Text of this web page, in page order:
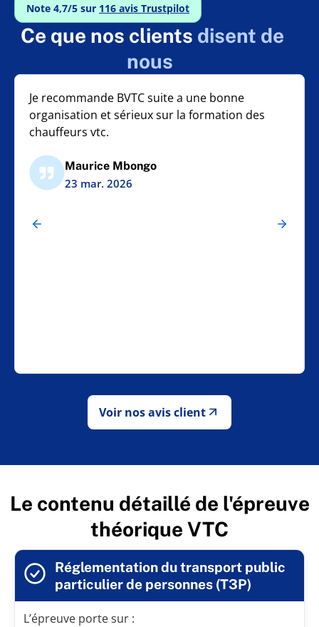
Note 4,7/5 sur 116 avis Trustpilot
Ce que nos clients disent de
nous
Je recommande BVTC suite a une bonne
organisation et sérieux sur la formation des
chauffeurs vtc.
Maurice Mbongo
23 mar. 2026
Voir nos avis client
Le contenu détaillé de l'épreuve
théorique VTC
Réglementation du transport public
particulier de personnes (T3P)
L’épreuve porte sur :